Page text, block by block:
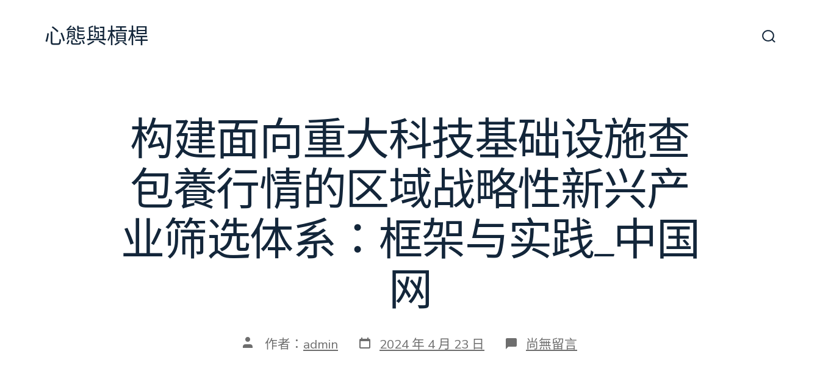
心態與槓桿
构建面向重大科技基础设施查
包養行情的区域战略性新兴产
业筛选体系：框架与实践_中国
网
文 作者： admin 發
表
2024 年 4 月 23 日 在
〈构
尚無留言